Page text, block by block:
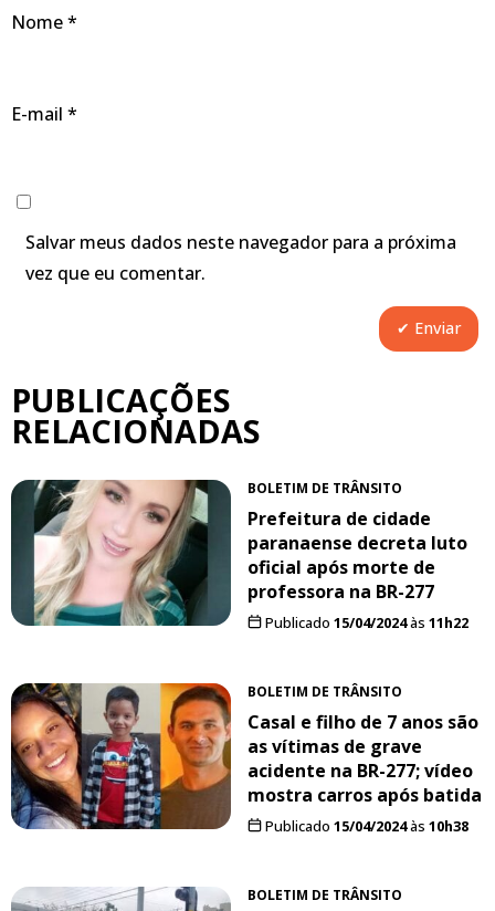
Nome*
E-mail *
Salvar meus dados neste navegador para a próxima
vez que eu comentar.
PUBLICAÇÕES
RELACIONADAS
BOLETIM DE TRÂNSITO
Prefeitura de cidade
paranaense decreta luto
oficial após morte de
professora na BR-277
Publicado 15/04/2024às 11h22
BOLETIM DE TRÂNSITO
Casal e filho de 7 anos são
as vítimas de grave
acidente na BR-277; vídeo
mostra carros após batida
Publicado 15/04/2024às 10h38
BOLETIM DE TRÂNSITO